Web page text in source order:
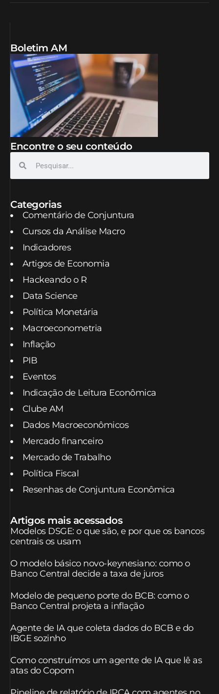
Boletim AM
Encontre o seu conteúdo
Categorias
Comentário de Conjuntura
Cursos da Análise Macro
Indicadores
Artigos de Economia
Hackeando o R
Data Science
Política Monetária
Macroeconometria
Inflação
PIB
Eventos
Indicação de Leitura Econômica
Clube AM
Dados Macroeconômicos
Mercado financeiro
Mercado de Trabalho
Política Fiscal
Resenhas de Conjuntura Econômica
Artigos mais acessados
Modelos DSGE: o que são, e por que os bancos
centrais os usam
O modelo básico novo-keynesiano: como o
Banco Central decide a taxa de juros
Modelo de pequeno porte do BCB: como o
Banco Central projeta a inflação
Agente de IA que coleta dados do BCB e do
IBGE sozinho
Como construímos um agente de IA que lê as
atas do Copom